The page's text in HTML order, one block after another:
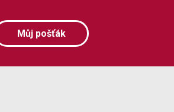
Můj pošťák